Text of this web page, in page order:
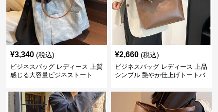
¥3,340 (税込)
ビジネスバッグ レディース 上質
感じる大容量ビジネストート
¥2,660 (税込)
ビジネスバッグ レディース 上品
シンプル 艶やか仕上げトートバ